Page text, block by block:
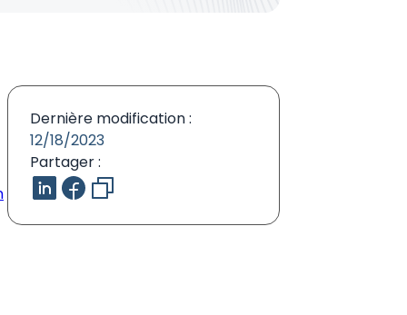
Dernière modification :
12/18/2023
Partager :